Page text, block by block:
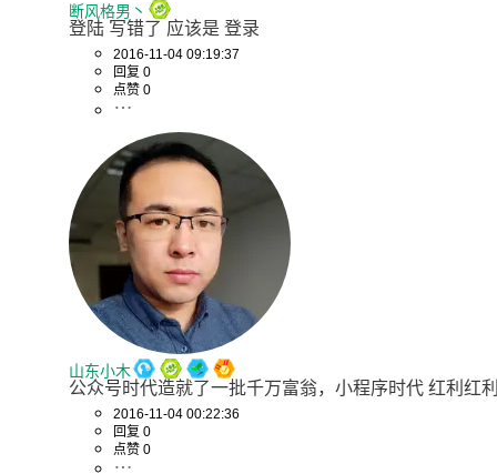
断风格男丶
登陆 写错了 应该是 登录
2016-11-04 09:19:37
回复 0
点赞 0
山东小木
公众号时代造就了一批千万富翁，小程序时代 红利红
2016-11-04 00:22:36
回复 0
点赞 0